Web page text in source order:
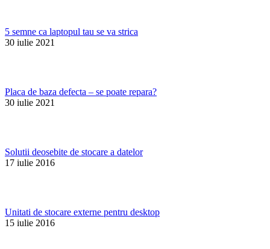
5 semne ca laptopul tau se va strica
30 iulie 2021
Placa de baza defecta – se poate repara?
30 iulie 2021
Solutii deosebite de stocare a datelor
17 iulie 2016
Unitati de stocare externe pentru desktop
15 iulie 2016